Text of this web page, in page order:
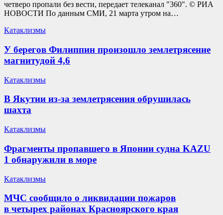
четверо пропали без вести, передает телеканал "360". © РИА
НОВОСТИ По данным СМИ, 21 марта утром на…
Катаклизмы
У берегов Филиппин произошло землетрясение
магнитудой 4,6
Катаклизмы
В Якутии из-за землетрясения обрушилась
шахта
Катаклизмы
Фрагменты пропавшего в Японии судна KAZU
1 обнаружили в море
Катаклизмы
МЧС сообщило о ликвидации пожаров
в четырех районах Красноярского края